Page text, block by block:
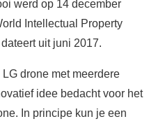
werd op 14 december
Intellectual Property
uit juni 2017.
drone met meerdere
idee bedacht voor het
In principe kun je een